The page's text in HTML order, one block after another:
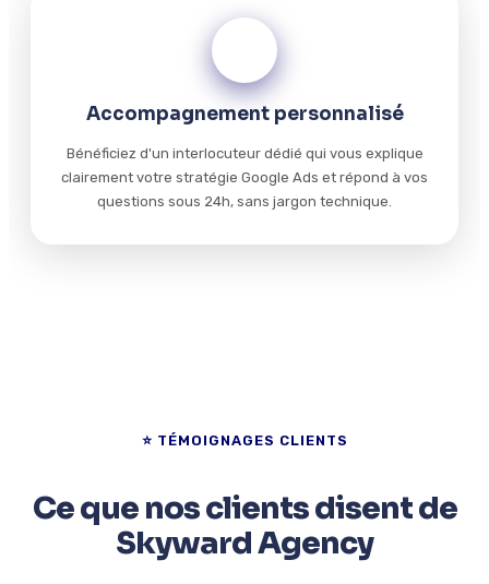
Accompagnement personnalisé
Bénéficiez d'un interlocuteur dédié qui vous explique
clairement votre stratégie Google Ads et répond à vos
questions sous 24h, sans jargon technique.
⭐ TÉMOIGNAGES CLIENTS
Ce que nos clients disent de
Skyward Agency